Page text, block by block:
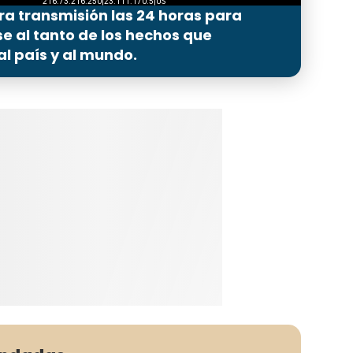
transmisión las 24 horas para
al tanto de los hechos que
país y al mundo.